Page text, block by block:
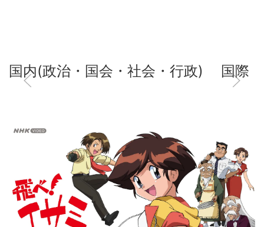
国内(政治・国会・社会・行政) 国際